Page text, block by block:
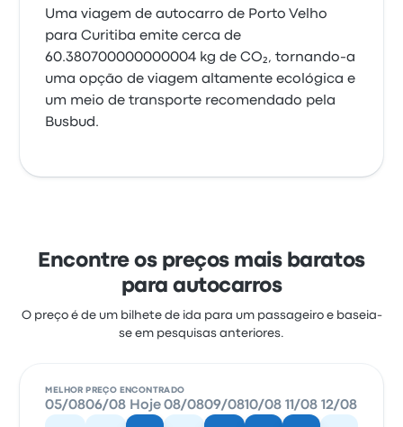
Uma viagem de autocarro de Porto Velho
para Curitiba emite cerca de
60.380700000000004 kg de CO₂, tornando-a
uma opção de viagem altamente ecológica e
um meio de transporte recomendado pela
Busbud.
Encontre os preços mais baratos
para autocarros
O preço é de um bilhete de ida para um passageiro e baseia-
se em pesquisas anteriores.
MELHOR PREÇO ENCONTRADO
05/0806/08 Hoje 08/0809/0810/08 11/08 12/08